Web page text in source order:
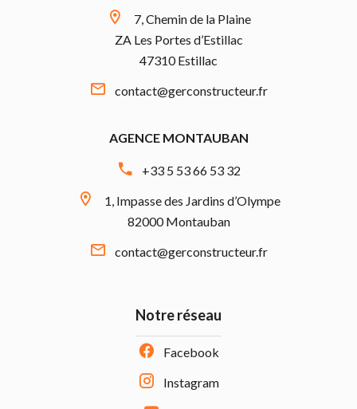
7, Chemin de la Plaine
ZA Les Portes d’Estillac
47310 Estillac
contact@gerconstructeur.fr
AGENCE MONTAUBAN
+33 5 53 66 53 32
1, Impasse des Jardins d’Olympe
82000 Montauban
contact@gerconstructeur.fr
Notre réseau
Facebook
Instagram